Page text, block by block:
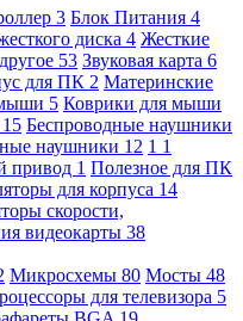
3 Блок Питания 4
диска 4 Жесткие
53 Звуковая карта 6
для ПК 2 Материнские
5 Коврики для мыши
15 Беспроводные наушники
наушники 12 1 1
привод 1 Полезное для ПК
для корпуса 14
скорости,
видеокарты 38
Микросхемы 80 Мосты 48
для телевизора 5